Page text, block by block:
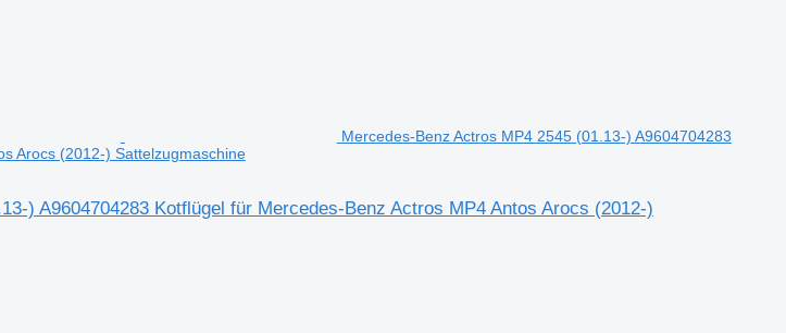
Mercedes-Benz Actros MP4 2545 (01.13-) A9604704283
Arocs (2012-) Sattelzugmaschine
) A9604704283 Kotflügel für Mercedes-Benz Actros MP4 Antos Arocs (2012-)